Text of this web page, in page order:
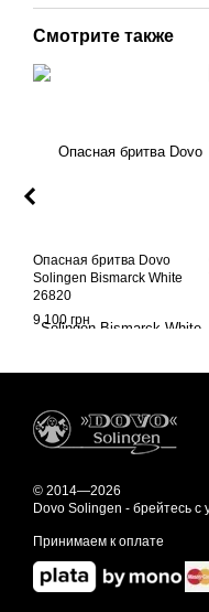
Смотрите также
Опасная бритва Dovo
Solingen Bismarck White
26820
9 100 грн
© 2014—2026
Dovo Solingen - брейтесь с
Принимаем к оплате